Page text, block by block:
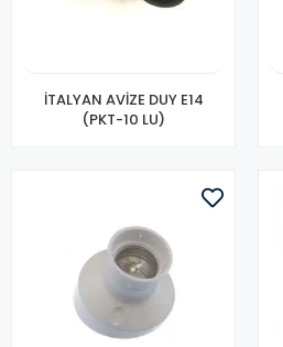
İTALYAN AVİZE DUY E14
(PKT-10 LU)